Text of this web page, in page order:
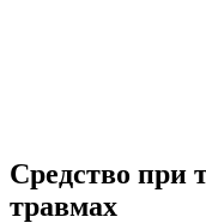
Средство при
травмах